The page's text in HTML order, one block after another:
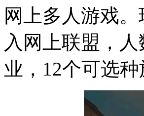
网上多人游戏
入网上联盟，
业，12个可选